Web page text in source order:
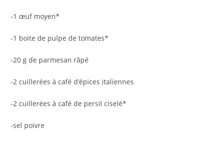
-1 œuf moyen*
-1 boite de pulpe de tomates*
-20 g de parmesan râpé
-2 cuillerées à café d’épices italiennes
-2 cuillerées à café de persil ciselé*
-sel poivre